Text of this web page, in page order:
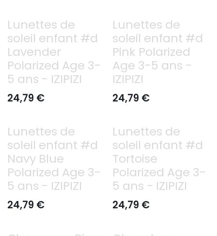
Lunettes de
soleil enfant #d
Lavender
Polarized Age 3-
5 ans - IZIPIZI
24,79 €
Lunettes de
soleil enfant #d
Pink Polarized
Age 3-5 ans -
IZIPIZI
24,79 €
Lunettes de
soleil enfant #d
Navy Blue
Polarized Age 3-
5 ans - IZIPIZI
24,79 €
Lunettes de
soleil enfant #d
Tortoise
Polarized Age 3-
5 ans - IZIPIZI
24,79 €